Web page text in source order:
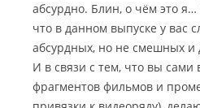
абсурдно. Блин, о чём это я…
что в данном выпуске у вас
абсурдных, но не смешных и
И в связи с тем, что вы
фрагментов фильмов и